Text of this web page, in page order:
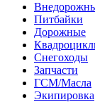
Питбайки
Дорожные
Снегоходы
Запчасти
ГСМ/Масла
Экипировка